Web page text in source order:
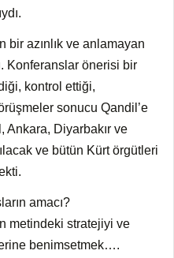
bir azınlık ve anlamayan
Konferanslar önerisi bir
kontrol ettiği,
sonucu Qandil’e
Ankara, Diyarbakır ve
ve bütün Kürt örgütleri
amacı?
metindeki stratejiyi ve
benimsetmek….